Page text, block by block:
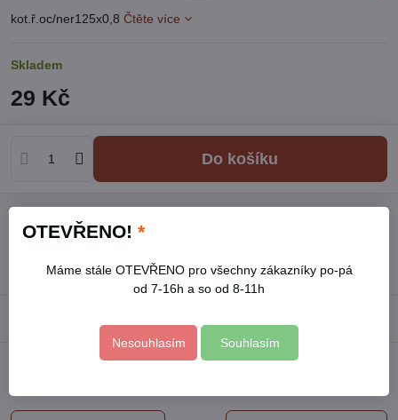
kot.ř.oc/ner125x0,8 Čtěte více
Skladem
29 Kč
Do košíku
Výrobce:EXTOL PREMIUM
mail
OTEVŘENO! *
Máme stále OTEVŘENO pro všechny zákazníky po-pá
od 7-16h a so od 8-11h
Nesouhlasím Souhlasím